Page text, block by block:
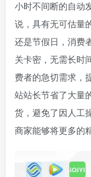
小时不间断的自动
说，具有无可估量
还是节假日，消费
关卡密，无需长时
费者的急切需求，
站站长节省了大量
货，避免了因人工
商家能够将更多的